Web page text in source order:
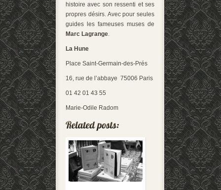
histoire avec son ressenti et ses
propres désirs. Avec pour seules
guides les fameuses muses de
Marc Lagrange
La Hune
Place Saint-Germain-des-Prés
16, rue de l’abbaye 75006 Paris
01 42 01 43 55
Marie-Odile Radom